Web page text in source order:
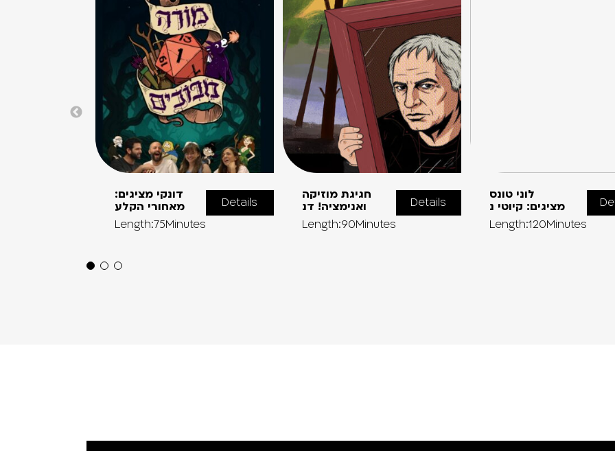
דונקי מציגים:
מאחורי הקלע
Length:75Minutes
Details
חגיגת מוזיקה
ואנימציה! דנ
Length:90Minutes
Details
לוני טונס
מציגים: קיוטי נ
Length:120Minutes